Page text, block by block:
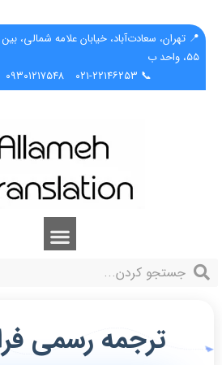
۵۵، واحد ب
📞 ۰۲۱-۲۲۱۴۶۲۵۳
۰۹۳۰۱۲۱۷۵۴۸
ترجمه رسمی